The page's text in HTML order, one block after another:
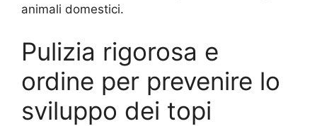
animali domestici.
Pulizia rigorosa e
ordine per prevenire lo
sviluppo dei topi